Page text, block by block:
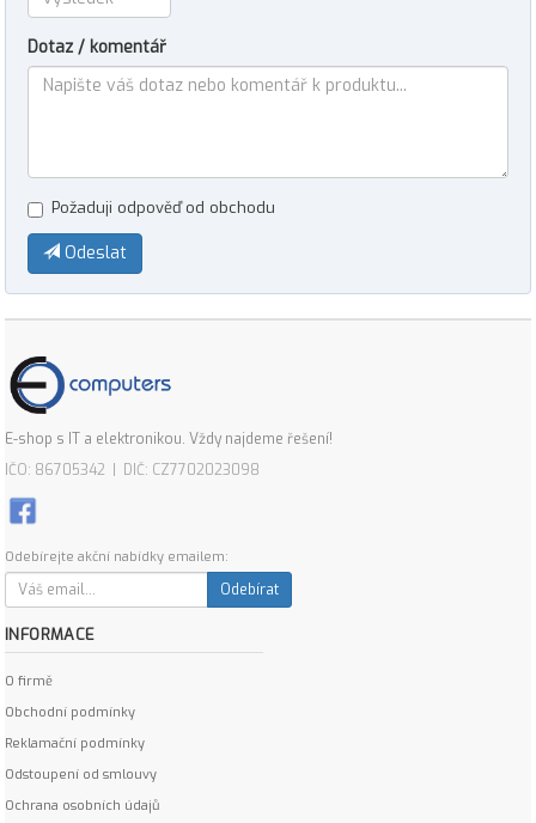
Dotaz / komentář
Požaduji odpověď od obchodu
Odeslat
E-shop s IT a elektronikou. Vždy najdeme řešení!
IČO: 86705342 | DIČ: CZ7702023098
Odebírejte akční nabídky emailem:
Odebírat
INFORMACE
O firmě
Obchodní podmínky
Reklamační podmínky
Odstoupení od smlouvy
Ochrana osobních údajů